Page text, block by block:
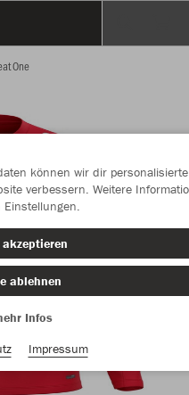
One
können wir dir personalisierte
verbessern. Weitere
ablehnen
Infos
Impressum